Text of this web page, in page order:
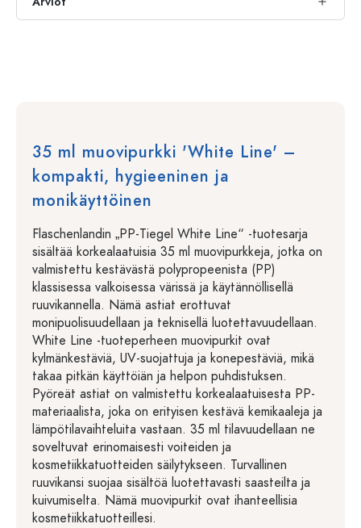
35 ml muovipurkki 'White Line' –
kompakti, hygieeninen ja
monikäyttöinen
Flaschenlandin „PP-Tiegel White Line“ -tuotesarja
sisältää korkealaatuisia 35 ml muovipurkkeja, jotka on
valmistettu kestävästä polypropeenista (PP)
klassisessa valkoisessa värissä ja käytännöllisellä
ruuvikannella. Nämä astiat erottuvat
monipuolisuudellaan ja teknisellä luotettavuudellaan.
White Line -tuoteperheen muovipurkit ovat
kylmänkestäviä, UV-suojattuja ja konepestäviä, mikä
takaa pitkän käyttöiän ja helpon puhdistuksen.
Pyöreät astiat on valmistettu korkealaatuisesta PP-
materiaalista, joka on erityisen kestävä kemikaaleja ja
lämpötilavaihteluita vastaan. 35 ml tilavuudellaan ne
soveltuvat erinomaisesti voiteiden ja
kosmetiikkatuotteiden säilytykseen. Turvallinen
ruuvikansi suojaa sisältöä luotettavasti saasteilta ja
kuivumiselta. Nämä muovipurkit ovat ihanteellisia
kosmetiikkatuotteillesi.